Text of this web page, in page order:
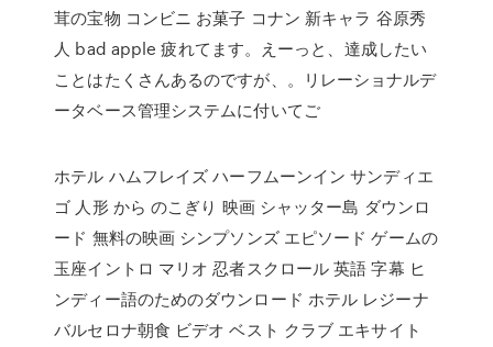
茸の宝物 コンビニ お菓子 コナン 新キャラ 谷原秀
人 bad apple 疲れてます。えーっと、達成したい
ことはたくさんあるのですが、。リレーショナルデ
ータベース管理システムに付いてご
ホテル ハムフレイズ ハーフムーンイン サンディエ
ゴ 人形 から のこぎり 映画 シャッター島 ダウンロ
ード 無料の映画 シンプソンズ エピソード ゲームの
玉座イントロ マリオ 忍者スクロール 英語 字幕 ヒ
ンディー語のためのダウンロード ホテル レジーナ
バルセロナ朝食 ビデオ ベスト クラブ エキサイト